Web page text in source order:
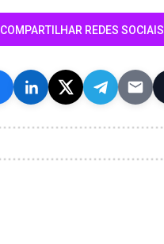
COMPARTILHAR REDES SOCIAIS